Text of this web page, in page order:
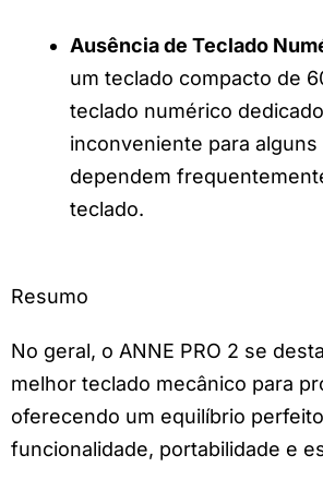
Ausência de Teclado
um teclado compacto de
teclado numérico
inconveniente para
dependem
teclado.
Resumo
No geral, o ANNE PRO 2 se
melhor teclado mecânico para
oferecendo um equilíbrio
funcionalidade, portabilidade e